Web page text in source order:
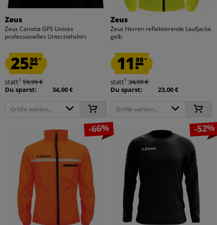
Zeus
Zeus Canotta GPS Unisex
professionelles Unterziehshirt
25.99*
statt1 59,99 €
Du sparst:
34,00 €
Größe wählen...
Zeus
Zeus Herren reflektierende Laufjacke
gelb
11.99*
statt1 34,99 €
Du sparst:
23,00 €
Größe wählen...
-66% -52%